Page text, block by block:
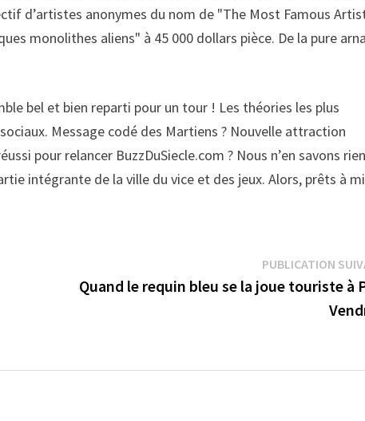
d’artistes anonymes du nom de "The Most Famous
monolithes aliens" à 45 000 dollars pièce. De la pure
bel et bien reparti pour un tour ! Les théories les plus
Message codé des Martiens ? Nouvelle attraction
pour relancer BuzzDuSiecle.com ? Nous n’en savons
intégrante de la ville du vice et des jeux. Alors, prêts à
PUBLICATION
Quand le requin bleu se la joue touriste à